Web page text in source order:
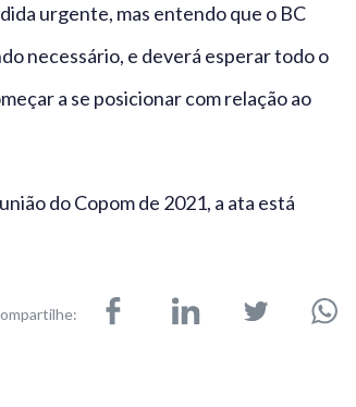
urgente, mas entendo que o BC
necessário, e deverá esperar todo o
a se posicionar com relação ao
do Copom de 2021, a ata está